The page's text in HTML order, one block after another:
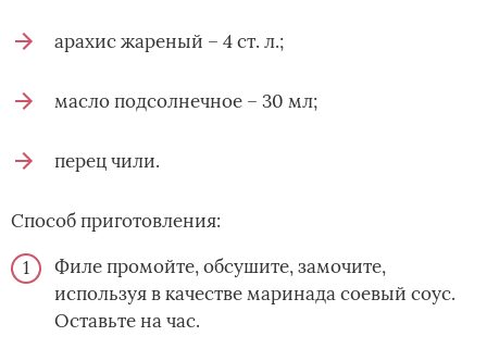
арахис жареный – 4 ст. л.;
масло подсолнечное – 30 мл;
перец чили.
Способ приготовления:
Филе промойте, обсушите, замочите,
используя в качестве маринада соевый соус.
Оставьте на час.